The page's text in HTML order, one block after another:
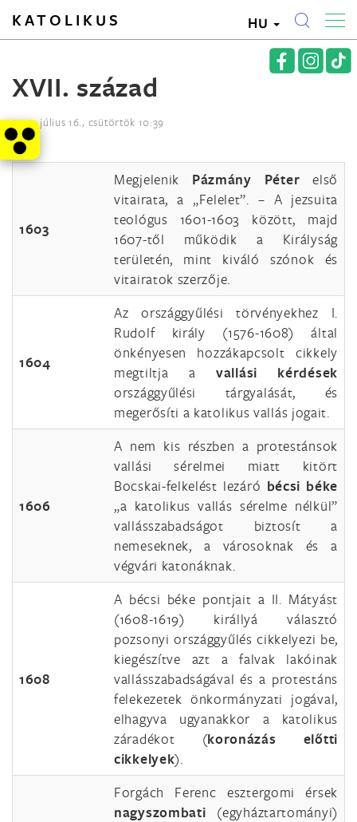
KATOLIKUS HU
XVII. század
2015. július 16., csütörtök 10:39
1603
Megjelenik Pázmány Péter első
vitairata, a „Felelet”. – A jezsuita
teológus 1601-1603 között, majd
1607-től működik a Királyság
területén, mint kiváló szónok és
vitairatok szerzője.
1604
Az országgyűlési törvényekhez I.
Rudolf király (1576-1608) által
önkényesen hozzákapcsolt cikkely
megtiltja a vallási kérdések
országgyűlési tárgyalását, és
megerősíti a katolikus vallás jogait.
1606
A nem kis részben a protestánsok
vallási sérelmei miatt kitört
Bocskai-felkelést lezáró bécsi béke
„a katolikus vallás sérelme nélkül”
vallásszabadságot biztosít a
nemeseknek, a városoknak és a
végvári katonáknak.
1608
A bécsi béke pontjait a II. Mátyást
(1608-1619) királlyá választó
pozsonyi országgyűlés cikkelyezi be,
kiegészítve azt a falvak lakóinak
vallásszabadságával és a protestáns
felekezetek önkormányzati jogával,
elhagyva ugyanakkor a katolikus
záradékot (koronázás előtti
cikkelyek).
Forgách Ferenc esztergomi érsek
nagyszombati (egyháztartományi)